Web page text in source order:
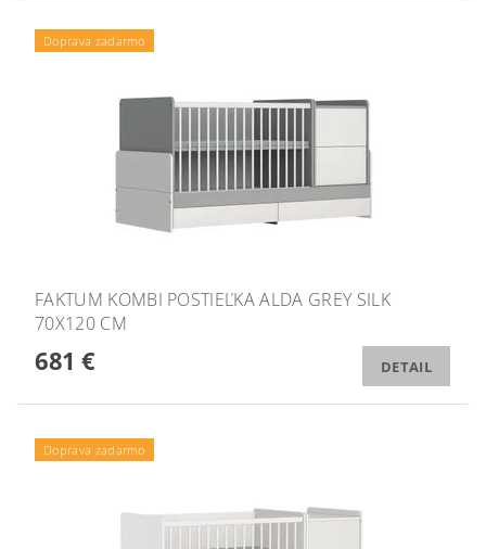
Doprava zadarmo
FAKTUM KOMBI POSTIEĽKA ALDA GREY SILK
70X120 CM
681 € DETAIL
Doprava zadarmo